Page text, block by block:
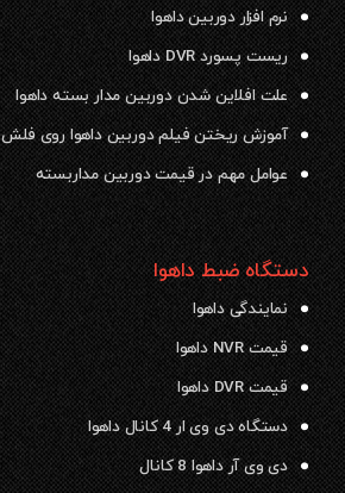
نرم افزار دوربین داهوا
ریست پسورد DVR داهوا
علت افلاین شدن دوربین مدار بسته داهوا
آموزش ریختن فیلم دوربین داهوا روی فلش
عوامل مهم در قیمت دوربین مداربسته
دستگاه ضبط داهوا
نمایندگی داهوا
قیمت NVR داهوا
قیمت DVR داهوا
دستگاه دی وی ار 4 کانال داهوا
دی وی آر داهوا 8 کانال